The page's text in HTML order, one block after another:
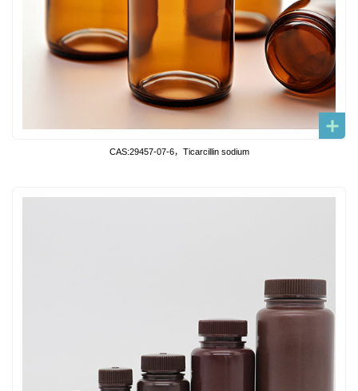
CAS:29457-07-6，Ticarcillin sodium